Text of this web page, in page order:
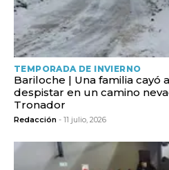
TEMPORADA DE INVIERNO
Bariloche | Una familia cayó
despistar en un camino
Tronador
Redacción - 11 julio, 2026